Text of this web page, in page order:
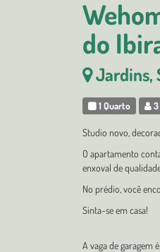
do
Jardins,
1 Quarto
Studio novo,
O apartamento
enxoval de
No prédio, você
Sinta-se em casa!
A vaga de garagem